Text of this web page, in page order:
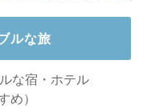
ルな旅
な宿・ホテル
め）